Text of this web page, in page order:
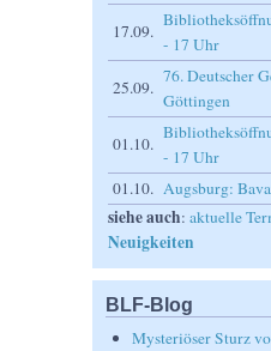
17.09.
- 17 Uhr
25.09.
76. Deutscher
Göttingen
01.10.
- 17 Uhr
01.10. Augsburg:
siehe auch:aktuelle
Neuigkeiten
BLF-Blog
Mysteriöser Sturz